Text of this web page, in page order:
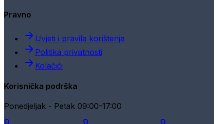
Pravno
Uvjeti i pravila korištenja
Politika privatnosti
Kolačići
Korisnička podrška
Ponedjeljak - Petak 09:00-17:00